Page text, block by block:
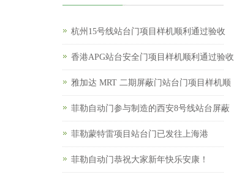
杭州15号线站台门项目样机顺利通过验收
香港APG站台安全门项目样机顺利通过验收
雅加达 MRT 二期屏蔽门站台门项目样机顺
菲勒自动门参与制造的西安8号线站台屏蔽
菲勒蒙特雷项目站台门已发往上海港
菲勒自动门恭祝大家新年快乐安康！